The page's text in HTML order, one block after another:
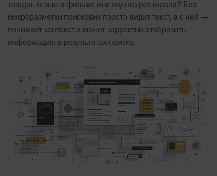
товара, отзыв о фильме или оценка ресторана? Без
микроразметки поисковик просто видит текст, а с ней —
понимает контекст и может корректно отобразить
информацию в результатах поиска.
Аналитика
Менеджмент
Иностранные языки
ДПО
Детям
Акции и промокоды
Рейтинг онлайн-школ